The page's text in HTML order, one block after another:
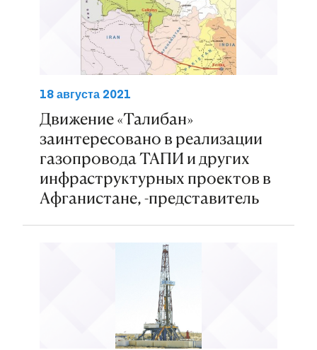
18 августа 2021
Движение «Талибан»
заинтересовано в реализации
газопровода ТАПИ и других
инфраструктурных проектов в
Афганистане, -представитель